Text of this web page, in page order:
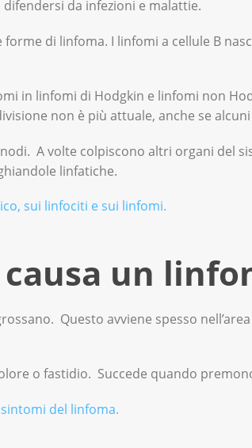
da infezioni e malattie.
di linfoma. I linfomi a cellule B
in linfomi di Hodgkin e linfomi non
non è più attuale, anche se
A volte colpiscono altri organi del
linfatiche.
sui linfociti e sui linfomi.
un
Questo avviene spesso
o fastidio. Succede quando
del linfoma.